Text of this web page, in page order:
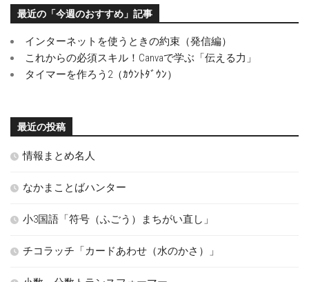
最近の「今週のおすすめ」記事
インターネットを使うときの約束（発信編）
これからの必須スキル！Canvaで学ぶ「伝える力」
タイマーを作ろう2（ｶｳﾝﾄﾀﾞｳﾝ）
最近の投稿
情報まとめ名人
なかまことばハンター
小3国語「符号（ふごう）まちがい直し」
チコラッチ「カードあわせ（水のかさ）」